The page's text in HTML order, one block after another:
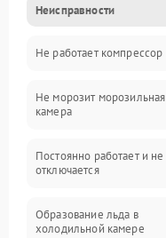
Механика
Электропитание
Дренаж
Неисправности
Не работает компрессор
Не морозит морозильная
камера
Постоянно работает и не
отключается
Образование льда в
холодильной камере